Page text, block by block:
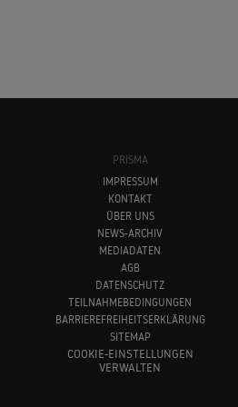
PRISMA
IMPRESSUM
KONTAKT
ÜBER UNS
NEWS-ARCHIV
MEDIADATEN
AGB
DATENSCHUTZ
TEILNAHMEBEDINGUNGEN
BARRIEREFREIHEITSERKLÄRUNG
SITEMAP
COOKIE-EINSTELLUNGEN
VERWALTEN